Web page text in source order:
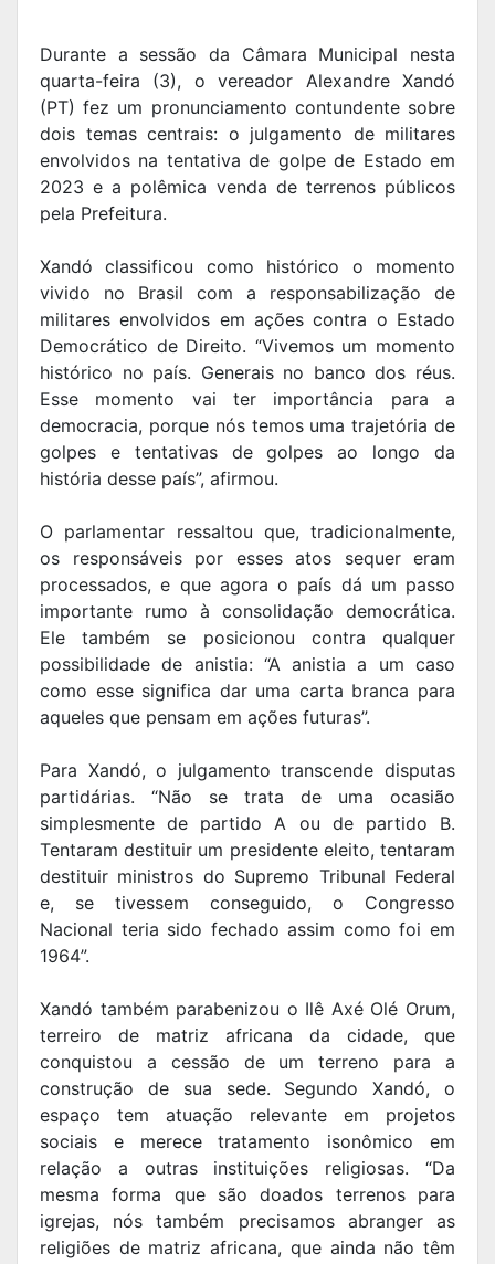
Durante a sessão da Câmara Municipal nesta
quarta-feira (3), o vereador Alexandre Xandó
(PT) fez um pronunciamento contundente sobre
dois temas centrais: o julgamento de militares
envolvidos na tentativa de golpe de Estado em
2023 e a polêmica venda de terrenos públicos
pela Prefeitura.
Xandó classificou como histórico o momento
vivido no Brasil com a responsabilização de
militares envolvidos em ações contra o Estado
Democrático de Direito. “Vivemos um momento
histórico no país. Generais no banco dos réus.
Esse momento vai ter importância para a
democracia, porque nós temos uma trajetória de
golpes e tentativas de golpes ao longo da
história desse país”, afirmou.
O parlamentar ressaltou que, tradicionalmente,
os responsáveis por esses atos sequer eram
processados, e que agora o país dá um passo
importante rumo à consolidação democrática.
Ele também se posicionou contra qualquer
possibilidade de anistia: “A anistia a um caso
como esse significa dar uma carta branca para
aqueles que pensam em ações futuras”.
Para Xandó, o julgamento transcende disputas
partidárias. “Não se trata de uma ocasião
simplesmente de partido A ou de partido B.
Tentaram destituir um presidente eleito, tentaram
destituir ministros do Supremo Tribunal Federal
e, se tivessem conseguido, o Congresso
Nacional teria sido fechado assim como foi em
1964”.
Xandó também parabenizou o Ilê Axé Olé Orum,
terreiro de matriz africana da cidade, que
conquistou a cessão de um terreno para a
construção de sua sede. Segundo Xandó, o
espaço tem atuação relevante em projetos
sociais e merece tratamento isonômico em
relação a outras instituições religiosas. “Da
mesma forma que são doados terrenos para
igrejas, nós também precisamos abranger as
religiões de matriz africana, que ainda não têm